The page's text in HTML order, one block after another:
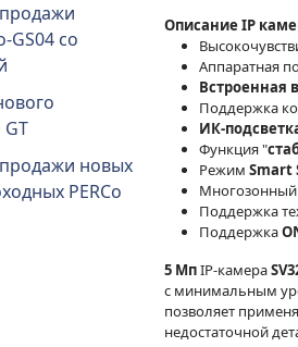
GS04 со
новых
PERCo
Описание IP
Аппаратная
Встроенная
Поддержка
ИК-
Функция "
Режим Smart
Многозонный
Поддержка
Поддержка
5 МпIP-камера
с минимальным
позволяет
недостаточной